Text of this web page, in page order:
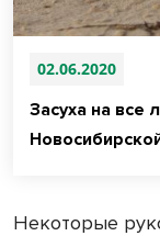
02.06.2020
Засуха на все
Некоторые